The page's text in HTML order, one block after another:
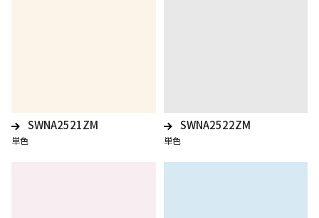
SWNA2521ZM
単色
SWNA2522ZM
単色